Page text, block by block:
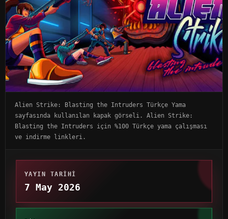
Alien Strike: Blasting the Intruders Türkçe Yama
sayfasında kullanılan kapak görseli. Alien Strike:
Blasting the Intruders için %100 Türkçe yama çalışması
ve indirme linkleri.
YAYIN TARIHI
7 May 2026